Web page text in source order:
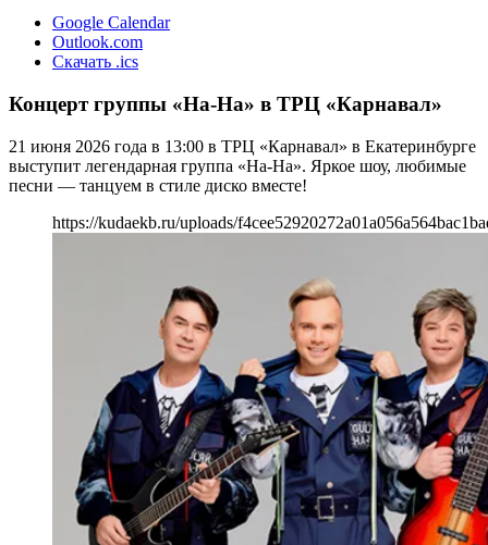
Google Calendar
Outlook.com
Скачать .ics
Концерт группы «На-На» в ТРЦ «Карнавал»
21 июня 2026 года в 13:00 в ТРЦ «Карнавал» в Екатеринбурге
выступит легендарная группа «На-На». Яркое шоу, любимые
песни — танцуем в стиле диско вместе!
https://kudaekb.ru/uploads/